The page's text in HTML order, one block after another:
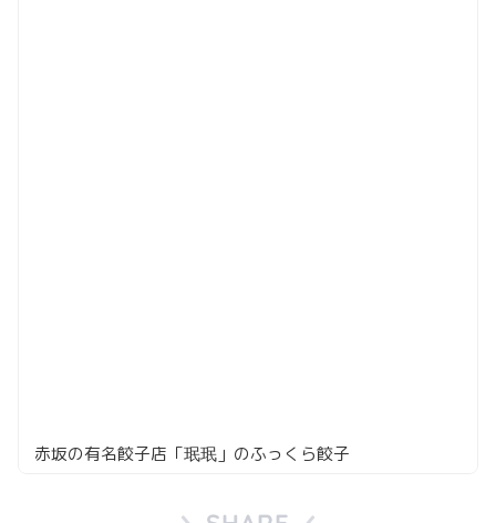
赤坂の有名餃子店「珉珉」のふっくら餃子